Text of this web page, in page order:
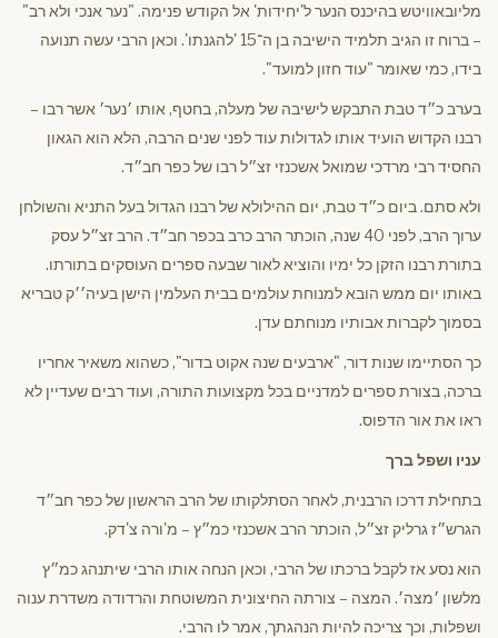
מליובאוויטש בהיכנס הנער ל'יחידות' אל הקודש פנימה. "נער אנכי ולא רב"
– ברוח זו הגיב תלמיד הישיבה בן ה־15 'להגנתו'. וכאן הרבי עשה תנועה
בידו, כמי שאומר "עוד חזון למועד".
בערב כ״ד טבת התבקש לישיבה של מעלה, בחטף, אותו ׳נער׳ אשר רבו –
רבנו הקדוש הועיד אותו לגדולות עוד לפני שנים הרבה, הלא הוא הגאון
החסיד רבי מרדכי שמואל אשכנזי זצ״ל רבו של כפר חב״ד.
ולא סתם. ביום כ״ד טבת, יום ההילולא של רבנו הגדול בעל התניא והשולחן
ערוך הרב, לפני 40 שנה, הוכתר הרב כרב בכפר חב״ד. הרב זצ״ל עסק
בתורת רבנו הזקן כל ימיו והוציא לאור שבעה ספרים העוסקים בתורתו.
באותו יום ממש הובא למנוחת עולמים בבית העלמין הישן בעיה׳׳ק טבריא
בסמוך לקברות אבותיו מנוחתם עדן.
כך הסתיימו שנות דור, "ארבעים שנה אקוט בדור", כשהוא משאיר אחריו
ברכה, בצורת ספרים למדניים בכל מקצועות התורה, ועוד רבים שעדיין לא
ראו את אור הדפוס.
עניו ושפל ברך
בתחילת דרכו הרבנית, לאחר הסתלקותו של הרב הראשון של כפר חב״ד
הגרש״ז גרליק זצ״ל, הוכתר הרב אשכנזי כמ״ץ – מ'ורה צ'דק.
הוא נסע אז לקבל ברכתו של הרבי, וכאן הנחה אותו הרבי שיתנהג כמ״ץ
מלשון ׳מצה׳. המצה – צורתה החיצונית המשוטחת והרדודה משדרת ענוה
ושפלות, וכך צריכה להיות הנהגתך, אמר לו הרבי.